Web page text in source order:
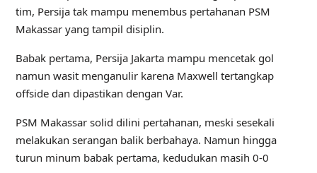
tim, Persija tak mampu menembus pertahanan PSM
Makassar yang tampil disiplin.
Babak pertama, Persija Jakarta mampu mencetak gol
namun wasit menganulir karena Maxwell tertangkap
offside dan dipastikan dengan Var.
PSM Makassar solid dilini pertahanan, meski sesekali
melakukan serangan balik berbahaya. Namun hingga
turun minum babak pertama, kedudukan masih 0-0